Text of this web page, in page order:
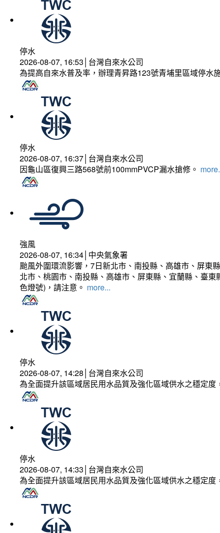
停水
2026-08-07, 16:53│台灣自來水公司
為提高自來水普及率，辦理青昇路123號青埔里區域停水
停水
2026-08-07, 16:37│台灣自來水公司
因龜山區復興三路568號前100mmPVCP漏水搶修。
強風
2026-08-07, 16:34│中央氣象署
颱風外圍環流影響，7日新北市、南投縣、高雄市、屏東
北市、桃園市、南投縣、高雄市、屏東縣、宜蘭縣、臺
色燈號)，請注意。 more...
停水
2026-08-07, 14:28│台灣自來水公司
為全面提升該區域居民用水品質及強化區域供水之穩定
停水
2026-08-07, 14:33│台灣自來水公司
為全面提升該區域居民用水品質及強化區域供水之穩定